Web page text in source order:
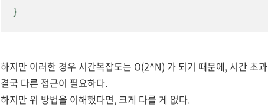
}
하지만 이러한 경우 시간복잡도는 O(2^N) 가 되기 때문에, 시간 초
결국 다른 접근이 필요하다.
하지만 위 방법을 이해했다면, 크게 다를 게 없다.